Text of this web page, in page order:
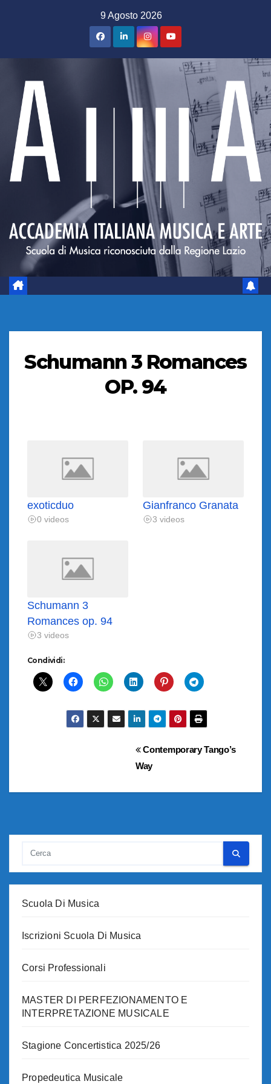
9 Agosto 2026
Schumann 3 Romances
OP. 94
exoticduo
0 videos
Gianfranco Granata
3 videos
Schumann 3
Romances op. 94
3 videos
Condividi:
NavigazioneContemporary Tango’s
Way
Scuola Di Musica
Iscrizioni Scuola Di Musica
Corsi Professionali
MASTER DI PERFEZIONAMENTO E
INTERPRETAZIONE MUSICALE
Stagione Concertistica 2025/26
Propedeutica Musicale